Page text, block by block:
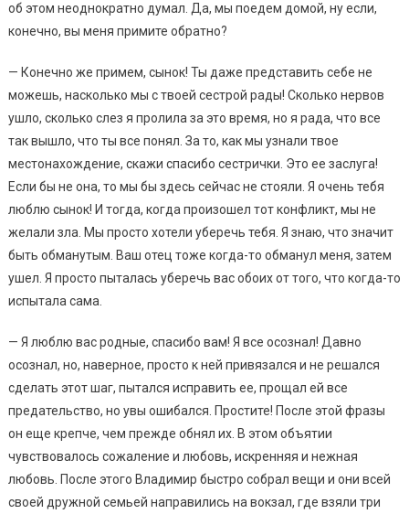
об этом неоднократно думал. Да, мы поедем домой, ну если,
конечно, вы меня примите обратно?
— Конечно же примем, сынок! Ты даже представить себе не
можешь, насколько мы с твоей сестрой рады! Сколько нервов
ушло, сколько слез я пролила за это время, но я рада, что все
так вышло, что ты все понял. За то, как мы узнали твое
местонахождение, скажи спасибо сестрички. Это ее заслуга!
Если бы не она, то мы бы здесь сейчас не стояли. Я очень тебя
люблю сынок! И тогда, когда произошел тот конфликт, мы не
желали зла. Мы просто хотели уберечь тебя. Я знаю, что значит
быть обманутым. Ваш отец тоже когда-то обманул меня, затем
ушел. Я просто пыталась уберечь вас обоих от того, что когда-то
испытала сама.
— Я люблю вас родные, спасибо вам! Я все осознал! Давно
осознал, но, наверное, просто к ней привязался и не решался
сделать этот шаг, пытался исправить ее, прощал ей все
предательство, но увы ошибался. Простите! После этой фразы
он еще крепче, чем прежде обнял их. В этом объятии
чувствовалось сожаление и любовь, искренняя и нежная
любовь. После этого Владимир быстро собрал вещи и они всей
своей дружной семьей направились на вокзал, где взяли три